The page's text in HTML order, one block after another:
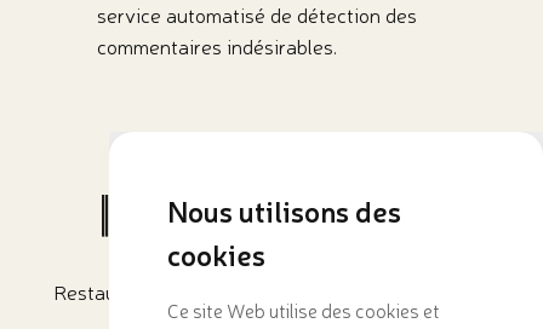
Nous utilisons des
cookies
Ce site Web utilise des cookies et
service automatisé de détection des
commentaires indésirables.
Restaurant africain à Tervuren